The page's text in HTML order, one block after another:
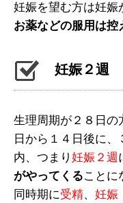
妊娠を望む方は妊娠
お薬などの服用は控
妊娠２週
生理周期が２８日の
日から１４日後に
内、つまり 妊娠２週
がやってくることに
同時期に受精、 妊娠